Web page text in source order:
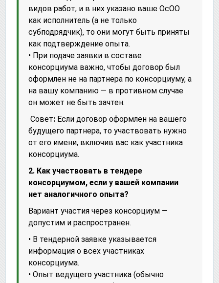
видов работ, и в них указано ваше ОсОО
как исполнитель (а не только
субподрядчик), то они могут быть приняты
как подтверждение опыта.
• При подаче заявки в составе
консорциума важно, чтобы договор был
оформлен не на партнера по консорциуму, а
на вашу компанию — в противном случае
он может не быть зачтен.
Совет: Если договор оформлен на вашего
будущего партнера, то участвовать нужно
от его имени, включив вас как участника
консорциума.
2. Как участвовать в тендере
консорциумом, если у вашей компании
нет аналогичного опыта?
Вариант участия через консорциум —
допустим и распространен.
• В тендерной заявке указывается
информация о всех участниках
консорциума.
• Опыт ведущего участника (обычно